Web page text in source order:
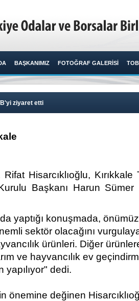
BAŞKANIMIZ FOTOĞRAF GALERİSİ
ziyaret etti
Hisarcıklıoğlu, Kırıkkale
Başkanı Harun
yaptığı konuşmada,
sektör olacağını
ürünleri. Diğer
ve hayvancılık ev
dedi.
önemine değinen